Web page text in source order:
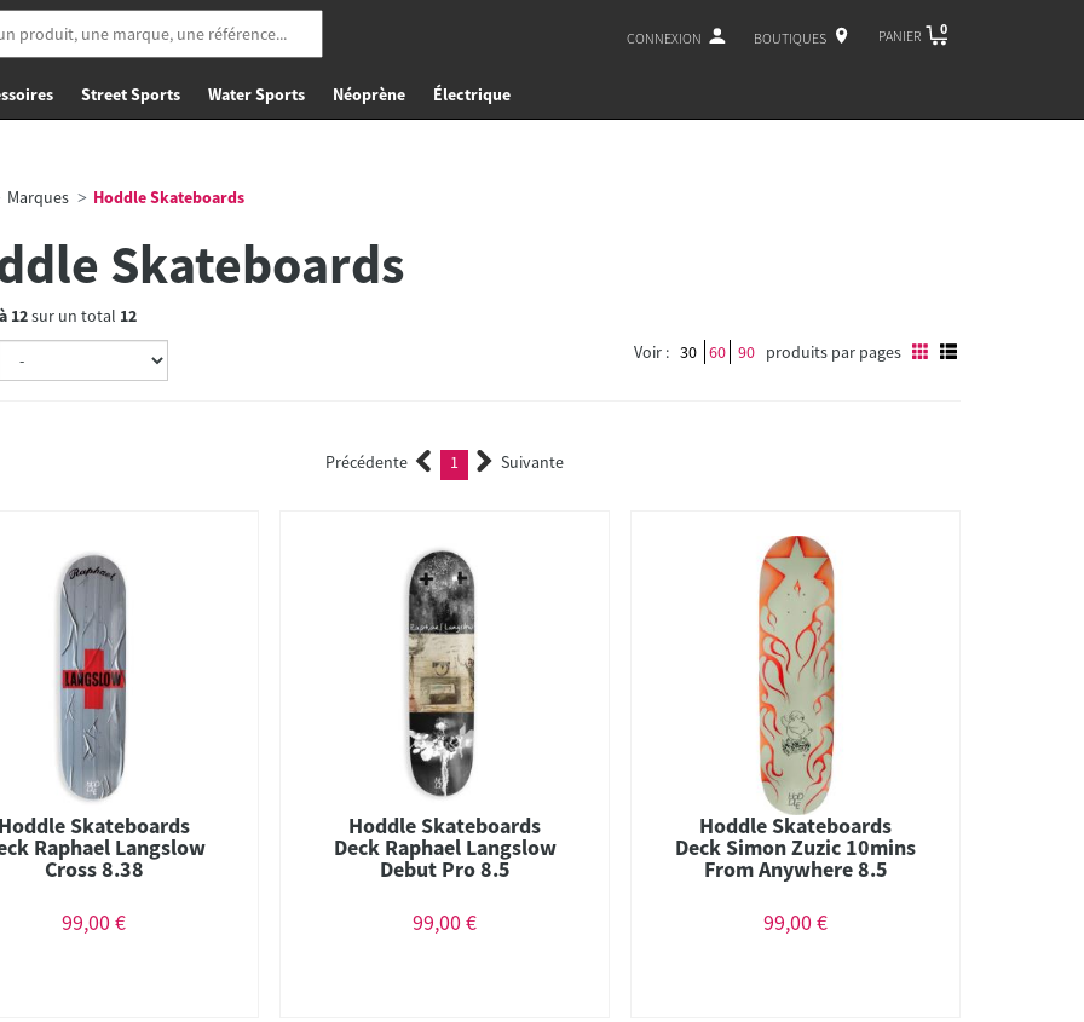
CONNEXION BOUTIQUES PANIER 0
Street Sports Water Sports Néoprène Électrique
Marques Hoddle Skateboards
Skateboards
12sur un total 12
Voir : 30 60 90 produits par pages
Précédente 1 (current)Suivante
Skateboards
Raphael Langslow
Cross 8.38
99,00 €
Hoddle Skateboards
Deck Raphael Langslow
Debut Pro 8.5
99,00 €
Hoddle Skateboards
Deck Simon Zuzic 10mins
From Anywhere 8.5
99,00 €